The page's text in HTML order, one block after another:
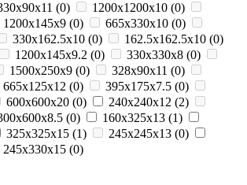
(0) 1200x1200x10 (0)
1200x145x9 (0) 665x330x10 (0)
330x162.5x10 (0) 162.5x162.5x10 (0)
1200x145x9.2 (0) 330x330x8 (0)
1500x250x9 (0) 328x90x11 (0)
665x125x12 (0) 395x175x7.5 (0)
600x600x20 (0) 240х240x12 (2)
(0) 160x325x13 (1)
325x325x15 (1) 245x245x13 (0)
245x330x15 (0)